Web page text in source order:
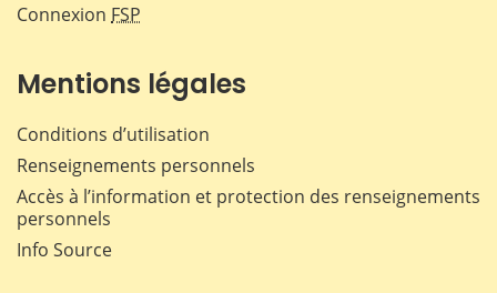
Connexion FSP
Mentions légales
Conditions d’utilisation
Renseignements personnels
Accès à l’information et protection des renseignements
personnels
Info Source